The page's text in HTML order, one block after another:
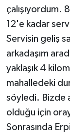
çalışıyordum.
12'e kadar
Servisin geliş
arkadaşım
yaklaşık 4
mahalledeki
söyledi. Bizde
olduğu için
Sonrasında